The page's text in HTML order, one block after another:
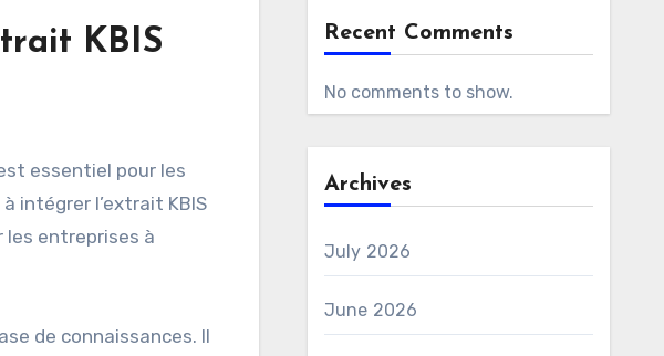
KBIS
essentiel pour les
intégrer l’extrait KBIS
les entreprises à
de connaissances. Il
Recent Comments
No comments to show.
Archives
July 2026
June 2026